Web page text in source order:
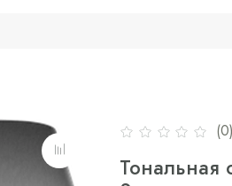
(0)
Тональная